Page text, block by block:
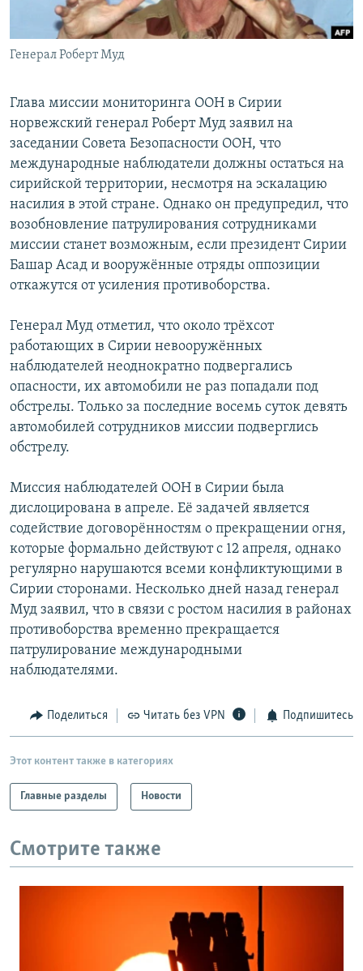
Все сайты РСЕ/РС
Генерал Роберт Муд
Глава миссии мониторинга ООН в Сирии
норвежский генерал Роберт Муд заявил на
заседании Совета Безопасности ООН, что
международные наблюдатели должны остаться на
сирийской территории, несмотря на эскалацию
насилия в этой стране. Однако он предупредил, что
возобновление патрулирования сотрудниками
миссии станет возможным, если президент Сирии
Башар Асад и вооружённые отряды оппозиции
откажутся от усиления противоборства.
Генерал Муд отметил, что около трёхсот
работающих в Сирии невооружённых
наблюдателей неоднократно подвергались
опасности, их автомобили не раз попадали под
обстрелы. Только за последние восемь суток девять
автомобилей сотрудников миссии подверглись
обстрелу.
Миссия наблюдателей ООН в Сирии была
дислоцирована в апреле. Её задачей является
содействие договорённостям о прекращении огня,
которые формально действуют с 12 апреля, однако
регулярно нарушаются всеми конфликтующими в
Сирии сторонами. Несколько дней назад генерал
Муд заявил, что в связи с ростом насилия в районах
противоборства временно прекращается
патрулирование международными
наблюдателями.
Поделиться Читать без VPN Подпишитесь
Этот контент также в категориях
Главные разделы Новости
Смотрите также